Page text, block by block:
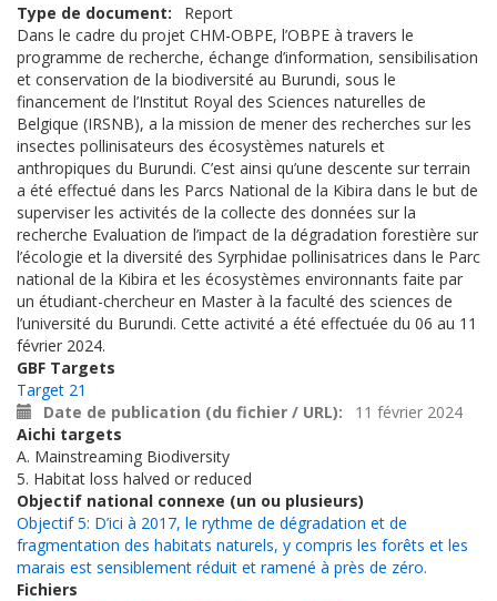
Type de document
Report
Dans le cadre du projet CHM-OBPE, l’OBPE à travers le
programme de recherche, échange d’information, sensibilisation
et conservation de la biodiversité au Burundi, sous le
financement de l’Institut Royal des Sciences naturelles de
Belgique (IRSNB), a la mission de mener des recherches sur les
insectes pollinisateurs des écosystèmes naturels et
anthropiques du Burundi. C’est ainsi qu’une descente sur terrain
a été effectué dans les Parcs National de la Kibira dans le but de
superviser les activités de la collecte des données sur la
recherche Evaluation de l’impact de la dégradation forestière sur
l’écologie et la diversité des Syrphidae pollinisatrices dans le Parc
national de la Kibira et les écosystèmes environnants faite par
un étudiant-chercheur en Master à la faculté des sciences de
l’université du Burundi. Cette activité a été effectuée du 06 au 11
février 2024.
GBF Targets
Target 21
Date de publication (du fichier / URL)
11 février 2024
Aichi targets
A. Mainstreaming Biodiversity
5. Habitat loss halved or reduced
Objectif national connexe (un ou plusieurs)
Objectif 5: D’ici à 2017, le rythme de dégradation et de
fragmentation des habitats naturels, y compris les forêts et les
marais est sensiblement réduit et ramené à près de zéro.
Fichiers